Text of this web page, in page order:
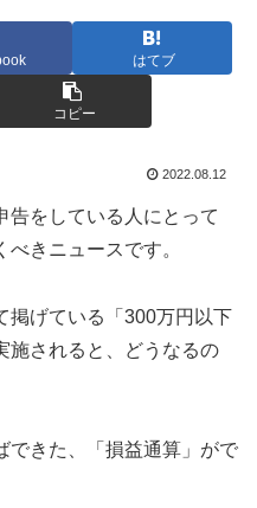
はてブ
コピー
2022.08.12
告をしている人にとって
きニュースです。
掲げている「300万円以下
施されると、どうなるの
できた、「損益通算」がで